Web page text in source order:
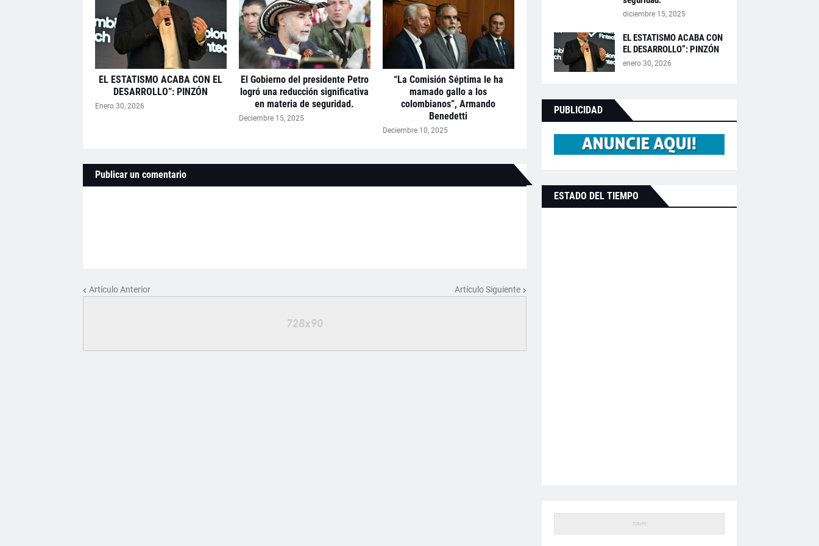
EL ESTATISMO ACABA CON EL
DESARROLLO”: PINZÓN
Enero 30, 2026
El Gobierno del presidente Petro
logró una reducción significativa
en materia de seguridad.
Deciembre 15, 2025
“La Comisión Séptima le ha
mamado gallo a los
colombianos”, Armando
Benedetti
Deciembre 10, 2025
Publicar un comentario
Artículo Anterior Artículo Siguiente
diciembre 15, 2025
EL ESTATISMO ACABA CON
EL DESARROLLO”: PINZÓN
enero 30, 2026
PUBLICIDAD
ESTADO DEL TIEMPO